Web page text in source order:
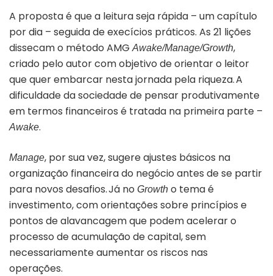
A proposta é que a leitura seja rápida – um capítulo
por dia – seguida de execícios práticos. As 21 lições
dissecam o método AMGAwake/Manage/Growth,
criado pelo autor com objetivo de orientar o leitor
que quer embarcar nesta jornada pela riqueza.A
dificuldade da sociedade de pensar produtivamente
em termos financeiros é tratada na primeira parte –
Awake.
Manage, por sua vez, sugereajustes básicos na
organização financeira do negócio antes de se partir
para novos desafios.Já no Growth o tema é
investimento, com orientações sobre princípios e
pontos de alavancagem que podem acelerar o
processo de acumulação de capital, sem
necessariamente aumentar os riscos nas
operações.